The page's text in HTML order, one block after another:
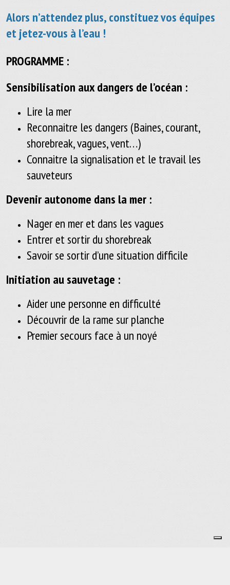
Alors n’attendez plus, constituez vos équipes
et jetez-vous à l’eau !
PROGRAMME :
Sensibilisation aux dangers de l’océan :
Lire la mer
Reconnaitre les dangers (Baines, courant,
shorebreak, vagues, vent…)
Connaitre la signalisation et le travail les
sauveteurs
Devenir autonome dans la mer :
Nager en mer et dans les vagues
Entrer et sortir du shorebreak
Savoir se sortir d’une situation difficile
Initiation au sauvetage :
Aider une personne en difficulté
Découvrir de la rame sur planche
Premier secours face à un noyé